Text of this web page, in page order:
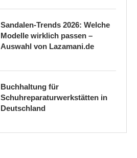
Sandalen-Trends 2026: Welche
Modelle wirklich passen –
Auswahl von Lazamani.de
Buchhaltung für
Schuhreparaturwerkstätten in
Deutschland